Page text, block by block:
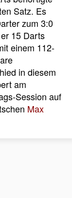
Satz. Es
zum 3:0
15 Darts
einem 112-
in diesem
am
Session auf
Max